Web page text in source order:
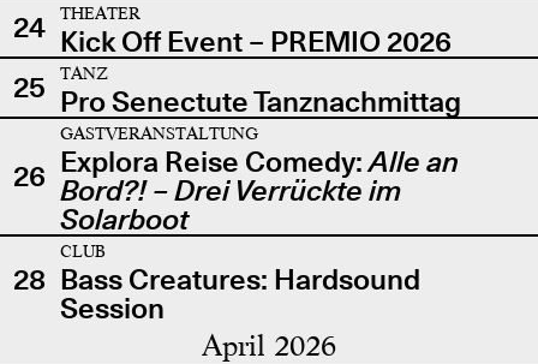
24
THEATER
Kick Off Event – PREMIO 2026
25
TANZ
Pro Senectute Tanznachmittag
26
GASTVERANSTALTUNG
Explora Reise Comedy:Alle an
Bord?! – Drei Verrückte im
Solarboot
28
CLUB
Bass Creatures: Hardsound
Session
April 2026